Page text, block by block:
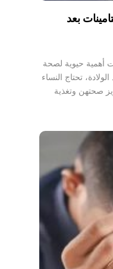
بعد
أهمية حيوية لصحة
تحتاج النساء
صحتهن وتغذية